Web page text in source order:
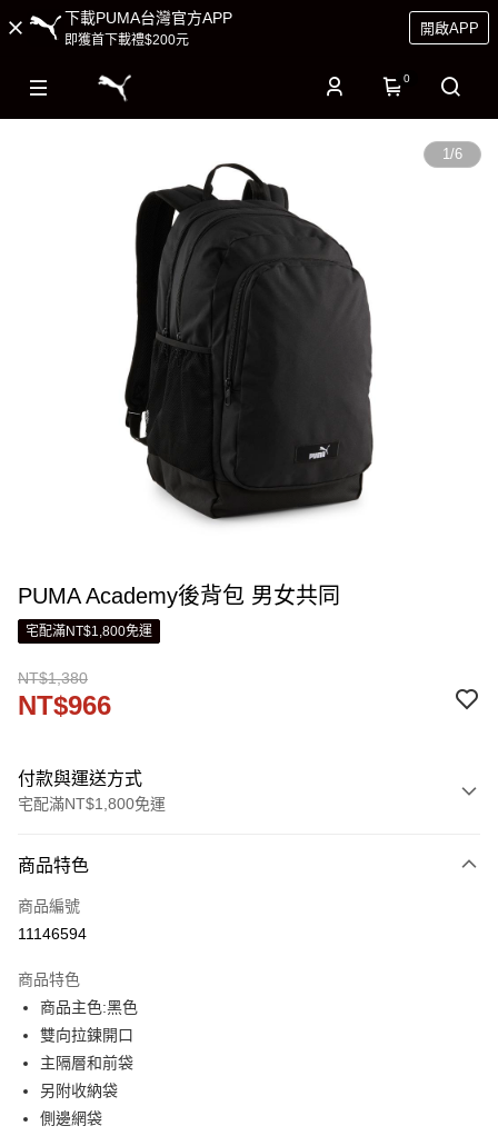
下載PUMA台灣官方APP
即獲首下載禮$200元
開啟APP
0
1/6
PUMA Academy後背包 男女共同
宅配滿NT$1,800免運
NT$1,380
NT$966
付款與運送方式
宅配滿NT$1,800免運
信用卡一次付款
LINE Pay
街口支付
悠遊付
Google Pay
貨到付款
商品特色
商品編號
11146594
商品特色
商品主色:黑色
雙向拉鍊開口
主隔層和前袋
另附收納袋
側邊網袋